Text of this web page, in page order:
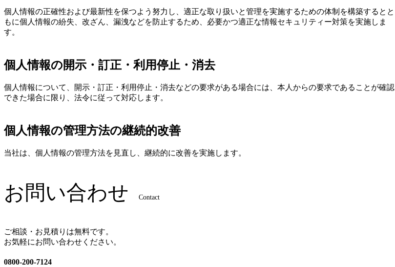
個人情報の正確性および最新性を保つよう努力し、適正な取り扱いと管理を実施するための体制を構築するとと
もに個人情報の紛失、改ざん、漏洩などを防止するため、必要かつ適正な情報セキュリティー対策を実施しま
す。
個人情報の開示・訂正・利用停止・消去
個人情報について、開示・訂正・利用停止・消去などの要求がある場合には、本人からの要求であることが確認
できた場合に限り、法令に従って対応します。
個人情報の管理方法の継続的改善
当社は、個人情報の管理方法を見直し、継続的に改善を実施します。
お問い合わせ Contact
ご相談・お見積りは無料です。
お気軽にお問い合わせください。
0800-200-7124